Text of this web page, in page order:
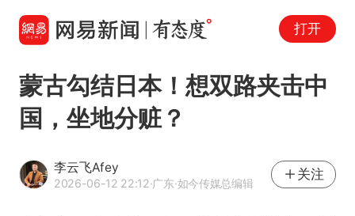
打开
蒙古勾结日本！想双路夹击中
国，坐地分赃？
李云飞Afey
2026-06-12 22:12·广东·如今传媒总编辑
关注